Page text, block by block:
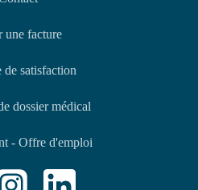
une facture
de satisfaction
dossier médical
- Offre d'emploi